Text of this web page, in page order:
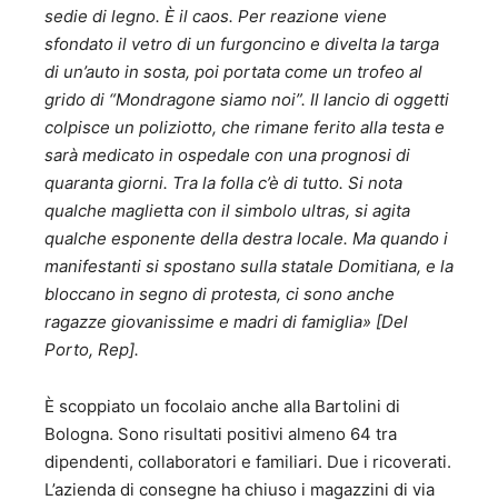
sedie di legno. È il caos. Per reazione viene
sfondato il vetro di un furgoncino e divelta la targa
di un’auto in sosta, poi portata come un trofeo al
grido di “Mondragone siamo noi”. Il lancio di oggetti
colpisce un poliziotto, che rimane ferito alla testa e
sarà medicato in ospedale con una prognosi di
quaranta giorni. Tra la folla c’è di tutto. Si nota
qualche maglietta con il simbolo ultras, si agita
qualche esponente della destra locale. Ma quando i
manifestanti si spostano sulla statale Domitiana, e la
bloccano in segno di protesta, ci sono anche
ragazze giovanissime e madri di famiglia» [Del
Porto, Rep].
È scoppiato un focolaio anche alla Bartolini di
Bologna. Sono risultati positivi almeno 64 tra
dipendenti, collaboratori e familiari. Due i ricoverati.
L’azienda di consegne ha chiuso i magazzini di via